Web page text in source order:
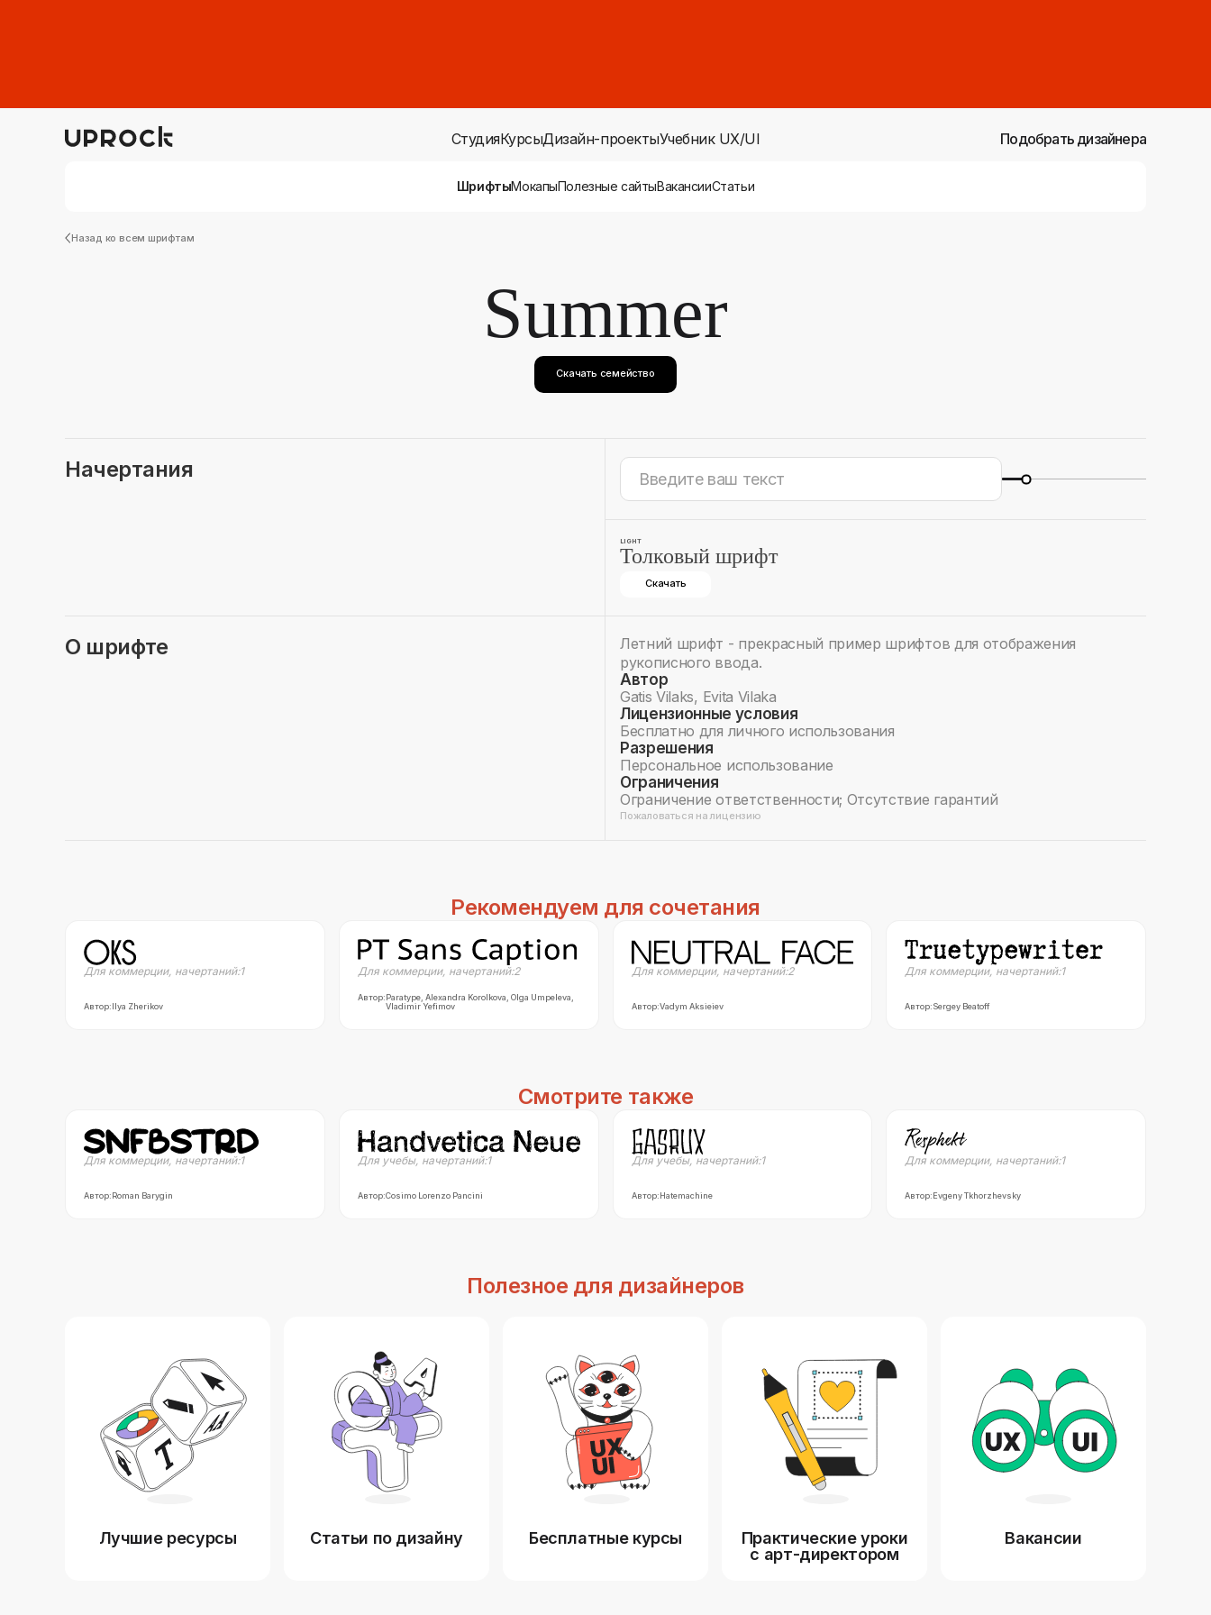
СтудияКурсыДизайн-проектыУчебник UX/UI
ШрифтыМокапыПолезные сайтыВакансииСтатьи
Подобрать дизайнера
Назад ко всем шрифтам
Summer
Скачать семейство
Начертания
LIGHT
Толковый шрифт
Скачать
О шрифте
Летний шрифт - прекрасный пример шрифтов для отображения
рукописного ввода.
Автор
Gatis Vilaks, Evita Vilaka
Лицензионные условия
Бесплатно для личного использования
Разрешения
Персональное использование
Ограничения
Ограничение ответственности; Отсутствие гарантий
Пожаловаться на лицензию
Рекомендуем для сочетания
Для коммерции, начертаний:1
Автор:Ilya Zherikov
Для коммерции, начертаний:2
Автор:Paratype, Alexandra Korolkova, Olga Umpeleva,
Vladimir Yefimov
Для коммерции, начертаний:2
Автор:Vadym Aksieiev
Для коммерции, начертаний:1
Автор:Sergey Beatoff
Смотрите также
Для коммерции, начертаний:1
Автор:Roman Barygin
Для учебы, начертаний:1
Автор:Cosimo Lorenzo Pancini
Для учебы, начертаний:1
Автор:Hatemachine
Для коммерции, начертаний:1
Автор:Evgeny Tkhorzhevsky
Полезное для дизайнеров
Лучшие ресурсы Статьи по дизайну Бесплатные курсы
Практические уроки
с арт-директором
Вакансии